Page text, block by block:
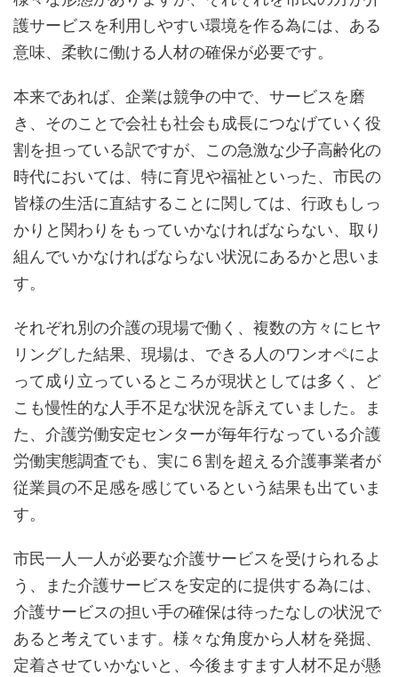
護サービスを利用しやすい環境を作る為には、ある
意味、柔軟に働ける人材の確保が必要です。
本来であれば、企業は競争の中で、サービスを磨
き、そのことで会社も社会も成長につなげていく役
割を担っている訳ですが、この急激な少子高齢化の
時代においては、特に育児や福祉といった、市民の
皆様の生活に直結することに関しては、行政もしっ
かりと関わりをもっていかなければならない、取り
組んでいかなければならない状況にあるかと思いま
す。
それぞれ別の介護の現場で働く、複数の方々にヒヤ
リングした結果、現場は、できる人のワンオペによ
って成り立っているところが現状としては多く、ど
こも慢性的な人手不足な状況を訴えていました。ま
た、介護労働安定センターが毎年行なっている介護
労働実態調査でも、実に６割を超える介護事業者が
従業員の不足感を感じているという結果も出ていま
す。
市民一人一人が必要な介護サービスを受けられるよ
う、また介護サービスを安定的に提供する為には、
介護サービスの担い手の確保は待ったなしの状況で
あると考えています。様々な角度から人材を発掘、
定着させていかないと、今後ますます人材不足が懸